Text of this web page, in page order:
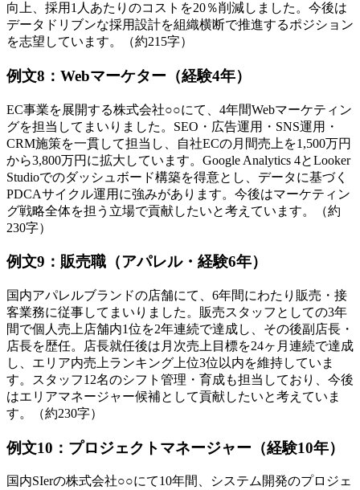
向上、採用1人あたりのコストを20％削減しました。今後は
データドリブンな採用設計を組織横断で推進するポジション
を志望しています。（約215字）
例文8：Webマーケター（経験4年）
EC事業を展開する株式会社○○にて、4年間Webマーケティン
グを担当してまいりました。SEO・広告運用・SNS運用・
CRM施策を一貫して担当し、自社ECの月間売上を1,500万円
から3,800万円に拡大しています。Google Analytics 4とLooker
Studioでのダッシュボード構築を得意とし、データに基づく
PDCAサイクル運用に強みがあります。今後はマーケティン
グ戦略全体を担う立場で貢献したいと考えています。（約
230字）
例文9：販売職（アパレル・経験6年）
国内アパレルブランドの店舗にて、6年間にわたり販売・接
客業務に従事してまいりました。販売スタッフとしての3年
間で個人売上店舗内1位を2年連続で達成し、その後副店長・
店長を歴任。店長就任後は月次売上目標を24ヶ月連続で達成
し、エリア内売上ランキング上位3位以内を維持していま
す。スタッフ12名のシフト管理・育成も担当しており、今後
はエリアマネージャー候補として貢献したいと考えていま
す。（約230字）
例文10：プロジェクトマネージャー（経験10年）
国内SIerの株式会社○○にて10年間、システム開発のプロジェ